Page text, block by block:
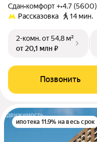
Сдан•комфорт +•4.7 (5600)
Рассказовка
14 мин.
2-комн.от 54,8 м²
от 20,1 млн ₽
Позвонить
ипотека 11.9% на весь срок